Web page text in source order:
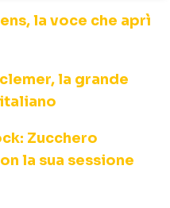
la voce che aprì
la grande
Zucchero
la sua sessione